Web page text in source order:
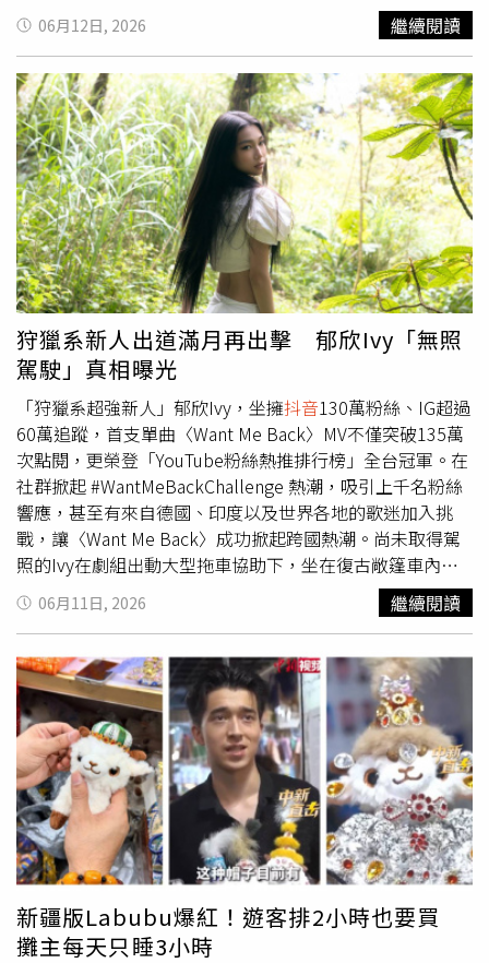
月中旬正式啟動《雨過後的風景LIVE CONCERT》巡迴演唱
會，預計前往杭州等多個城市開唱，與歌迷分享這首陪伴無
數人成長的經典作品。
認為「是個副業賺錢好機會！」當事人表示，他點擊連結想
了解細節，對方引導他加了一個LINE暱稱為「靜心」的帳
是平台紅利期，只要跟著做，很快就能有穩定收入；接著，
「靜心」給他一個看似抖音商城的網站連結，要他進去註冊
開店帳號，並提醒這不是一般開店，而是「進貨型電商」，
需要先在平台內加值資金，才能向系統進貨上架商品。當事
人提到，起初他滿頭問號，「靜心」強調這只是平台機制，
錢會轉成貨款，後續商品賣出就能分紅，獲利就可以連本帶
利一起領出來，於是他照著指示加值資金，也確認網頁的帳
面紀錄有出現一些「獲利」，讓他放心地繼續投入資金。當
事人指出，直到他想提領分紅時，「靜心」卻改口說他操作
錯誤，導致帳號違規，需要先繳交違約金才能解除限制，不
然就無法領錢，而他擔心之前投入的錢拿不回來，只好照指
示一次又一次轉帳補錢，但每次繳完又會有新問題，需要他
再次補款。當事人無奈到，直到他在Threads上看到類似的
詐騙案例討論文，才發現與自己遇到的情形很像，經過回頭
查看，確認對方提供的抖音商城連結是假的、網站平台是假
的、獲利紀錄是假的，「只有我受騙上當是真實的！」對
此，「165打詐儀錶板」也列出3招防詐小撇步：1、真正電
商平台不會要求「先儲值進貨才能出貨賺錢」，任何保證獲
利、分紅、零風險等話術，都是詐騙高風險警訊。2、無法
正常提領、需先繳違約金，就是典型詐騙套路。3、陌生
LINE教你投資或開店，一律提高警覺，遭遇類似案例，應
立即向官方平台查證，或諮詢165專線。
06月12日, 2026 繼續閱讀
狩獵系新人出道滿月再出擊 郁欣Ivy「無照
駕駛」真相曝光
「狩獵系超強新人」郁欣Ivy，坐擁抖音130萬粉絲、IG超過
60萬追蹤，首支單曲〈Want Me Back〉MV不僅突破135萬
次點閱，更榮登「YouTube粉絲熱推排行榜」全台冠軍。在
社群掀起 #WantMeBackChallenge 熱潮，吸引上千名粉絲
響應，甚至有來自德國、印度以及世界各地的歌迷加入挑
戰，讓〈Want Me Back〉成功掀起跨國熱潮。尚未取得駕
照的Ivy在劇組出動大型拖車協助下，坐在復古敞篷車內完
美詮釋公路奔馳的自由感。（圖／KTJ Holding提供）Ivy今
（11日）推出親自參與填詞的第2首全新單曲〈你現在一樣
快樂嗎〉，相較於出道曲的自信霸氣，新歌展現Ivy面對夢
想與自我懷疑時的內心拉扯。經紀公司KTJ Holding為此重
金打造國際規格，除了由金曲音樂人派偉俊再度操刀製作，
更跨國攜手曾為韓國男團SEVENTEEN寫歌的Maya Rose及
瑞典音樂人Hampus Westermark共同創作。日前Ivy在信義
區舉辦快閃活動，吸引滿滿人潮。（圖／KTJ Holding提
供）MV以電影規格移師北海岸跨夜拍攝，尚未取得駕照的
Ivy在劇組出動大型拖車協助下，坐在復古敞篷車內完美詮
釋公路奔馳的自由感。出道滿一個月、日前剛舉辦快閃活動
吸引百人擠爆台北市信義區的Ivy感性表示，最近在街上聽
到自己的歌、被歌迷稱讚「很喜歡妳的音樂」，才真正有了
當歌手的實感，非常感謝大家支持。
06月11日, 2026 繼續閱讀
新疆版Labubu爆紅！遊客排2小時也要買
攤主每天只睡3小時